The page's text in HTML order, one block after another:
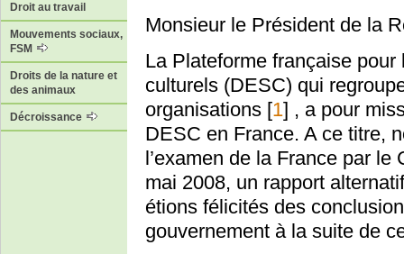
Droit au travail
Mouvements sociaux,
FSM
Droits de la nature et
des animaux
Décroissance
Monsieur le Président de la
La Plateforme française
culturels (DESC) qui
organisations [1] , a pour
DESC en France. A ce titre,
l’examen de la France par
mai 2008, un rapport
étions félicités des
gouvernement à la suite de